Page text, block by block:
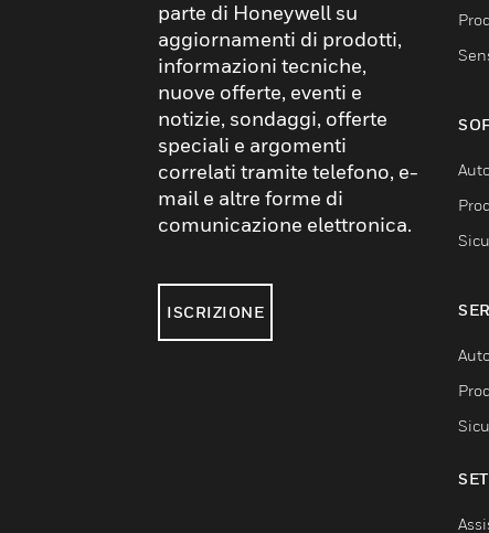
parte di Honeywell su
aggiornamenti di prodotti,
informazioni tecniche,
nuove offerte, eventi e
notizie, sondaggi, offerte
speciali e argomenti
correlati tramite telefono, e-
mail e altre forme di
comunicazione elettronica.
ISCRIZIONE